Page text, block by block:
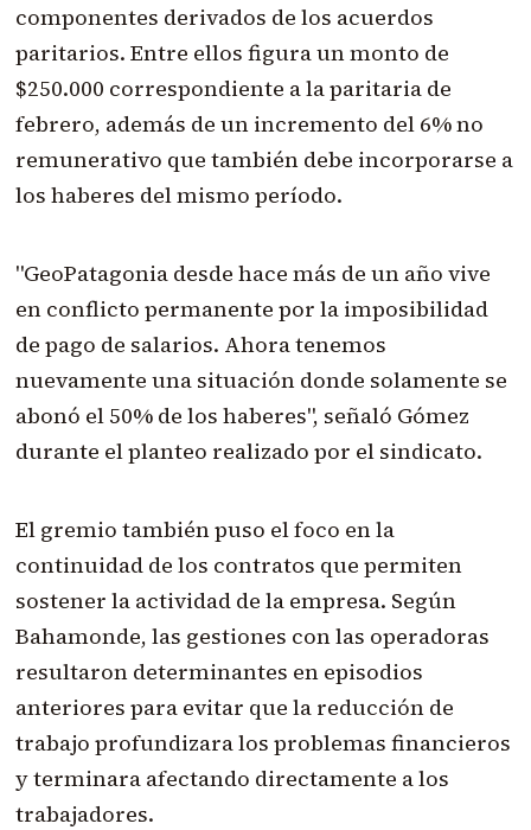
componentes derivados de los acuerdos
paritarios. Entre ellos figura un monto de
$250.000 correspondiente a la paritaria de
febrero, además de un incremento del 6% no
remunerativo que también debe incorporarse a
los haberes del mismo período.
"GeoPatagonia desde hace más de un año vive
en conflicto permanente por la imposibilidad
de pago de salarios. Ahora tenemos
nuevamente una situación donde solamente se
abonó el 50% de los haberes", señaló Gómez
durante el planteo realizado por el sindicato.
El gremio también puso el foco en la
continuidad de los contratos que permiten
sostener la actividad de la empresa. Según
Bahamonde, las gestiones con las operadoras
resultaron determinantes en episodios
anteriores para evitar que la reducción de
trabajo profundizara los problemas financieros
y terminara afectando directamente a los
trabajadores.